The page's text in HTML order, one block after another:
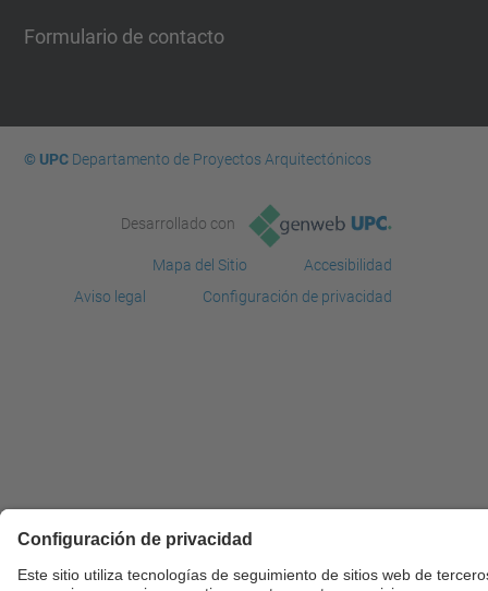
Formulario de contacto
© UPCDepartamento de Proyectos Arquitectónicos
Desarrollado con
Mapa del Sitio
Accesibilidad
Aviso legal
Configuración de privacidad